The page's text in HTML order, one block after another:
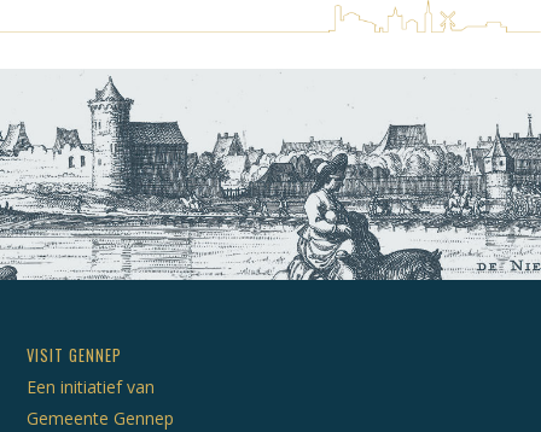
VISIT GENNEP
Een initiatief van
Gemeente Gennep